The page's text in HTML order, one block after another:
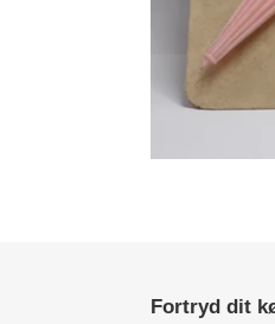
Fortryd dit